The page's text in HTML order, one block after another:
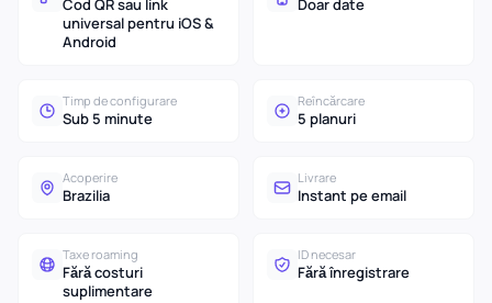
Cod QR sau link
universal pentru iOS &
Android
Doar date
Timp de configurare
Sub 5 minute
Reîncărcare
5 planuri
Acoperire
Brazilia
Livrare
Instant pe email
Taxe roaming
Fără costuri
suplimentare
ID necesar
Fără înregistrare